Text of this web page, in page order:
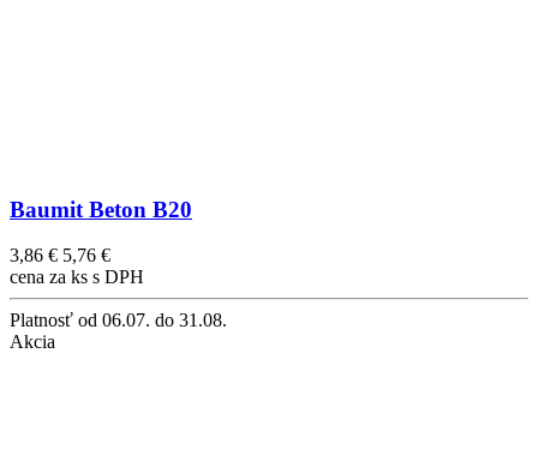
Baumit Beton B20
3,86 € 5,76 €
cena za ks s DPH
Platnosť od 06.07. do 31.08.
Akcia